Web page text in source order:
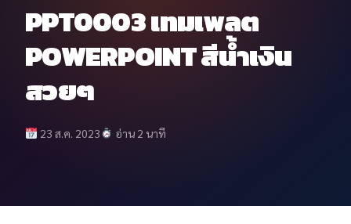
PPT0003 เทมเพลต
POWERPOINT สีน้ำเงิน
สวยๆ
23 ส.ค. 2023 อ่าน 2 นาที